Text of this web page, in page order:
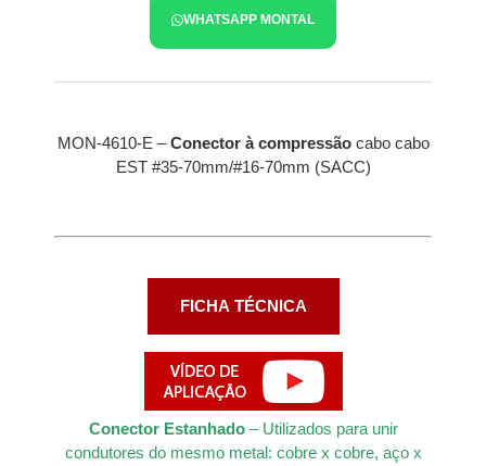
WHATSAPP MONTAL
MON-4610-E –Conector à compressãocabo cabo
EST #35-70mm/#16-70mm (SACC)
FICHA TÉCNICA
Conector Estanhado– Utilizados para unir
condutores do mesmo metal: cobre x cobre, aço x